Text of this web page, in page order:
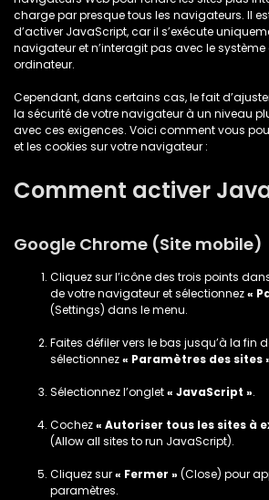
charge par presque tous les navigateurs. Il
d’activer JavaScript, car il s’exécute
navigateur et n’interagit pas avec le système
ordinateur.
Cependant, dans certains cas, le fait
la sécurité de votre navigateur à un niveau
avec ces exigences. Voici comment vous
et les cookies sur votre navigateur :
Comment activer
Google Chrome (Site mobile)
Cliquez sur l’icône des trois points
de votre navigateur et sélectionnez«
(Settings) dans le menu.
Faites défiler vers le bas jusqu’à la fin
sélectionnez« Paramètres des sites
Sélectionnez l’onglet« JavaScript ».
Cochez« Autoriser tous les sites à
(Allow all sites to run JavaScript).
Cliquez sur« Fermer » (Close) pour
paramètres.